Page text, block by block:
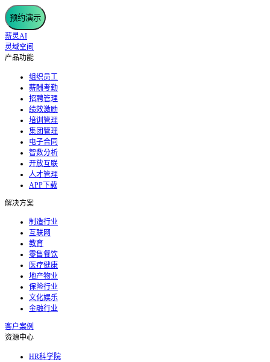
预约演示
薪灵AI
灵域空间
产品功能
组织员工
薪酬考勤
招聘管理
绩效激励
培训管理
集团管理
电子合同
智数分析
开放互联
人才管理
APP下载
解决方案
制造行业
互联网
教育
零售餐饮
医疗健康
地产物业
保险行业
文化娱乐
金融行业
客户案例
资源中心
HR科学院